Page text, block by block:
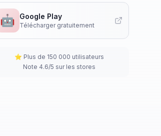
🤖 Google Play
Télécharger gratuitement
⭐ Plus de 150 000 utilisateurs
Note 4.6/5 sur les stores